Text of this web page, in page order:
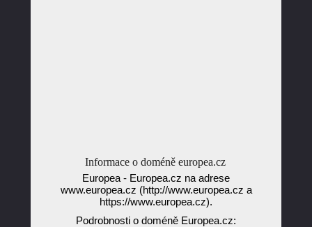
Informace o doméně europea.cz
Europea - Europea.cz na adrese
www.europea.cz (http://www.europea.cz a
https://www.europea.cz).
Podrobnosti o doméně Europea.cz: